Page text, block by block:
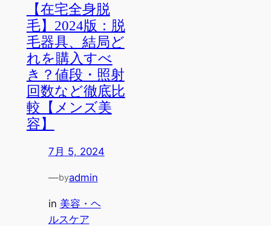
【在宅全身脱
毛】2024版：脱
毛器具、結局ど
れを購入すべ
き？値段・照射
回数など徹底比
較【メンズ美
容】
7月 5, 2024
—byadmin
in 美容・ヘ
ルスケア